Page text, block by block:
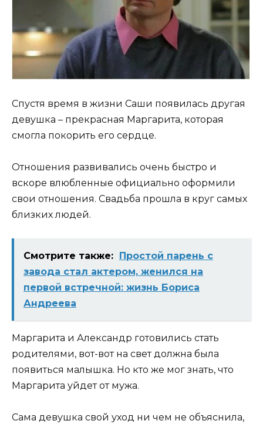
Спустя время в жизни Саши появилась другая
девушка – прекрасная Маргарита, которая
смогла покорить его сердце.
Отношения развивались очень быстро и
вскоре влюбленные официально оформили
свои отношения. Свадьба прошла в круг самых
близких людей.
Смотрите также:
Простой парень с
завода стал актером, женился на
первой встречной: жизнь Бориса
Андреева
Маргарита и Александр готовились стать
родителями, вот-вот на свет должна была
появиться малышка. Но кто же мог знать, что
Маргарита уйдет от мужа.
Сама девушка свой уход ни чем не объяснила,